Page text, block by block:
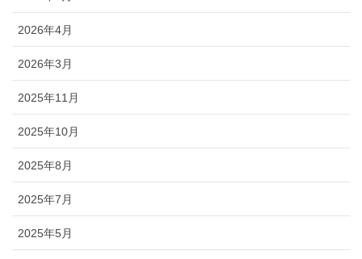
2026年4月
2026年3月
2025年11月
2025年10月
2025年8月
2025年7月
2025年5月